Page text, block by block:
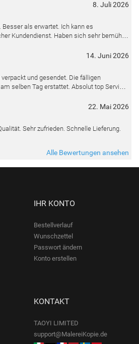
8. Juli 2026
als erwartet. Ich kann es
14. Juni 2026
und gesendet. Die fälligen
selben Tag erstattet. Absolut top Service
22. Mai 2026
Lieferung.
Alle Bewertungen ansehen
IHR KONTO
Bestellverlauf
Wunschzettel
Passwort ändern
Konto erstellen
KONTAKT
TAOYI LIMITED
support@MalereiKopie.de